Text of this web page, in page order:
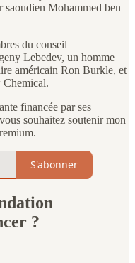
saoudien Mohammed ben
du conseil
Lebedev, un homme
américain Ron Burkle, et
financée par ses
souhaitez soutenir mon
S'abonner
?